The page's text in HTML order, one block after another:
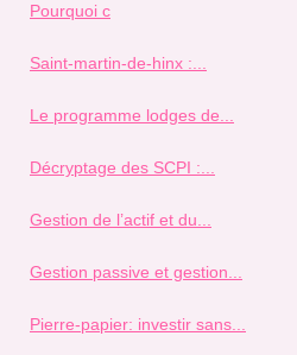
Pourquoi c
Saint-martin-de-hinx :...
Le programme lodges de...
Décryptage des SCPI :...
Gestion de l’actif et du...
Gestion passive et gestion...
Pierre-papier: investir sans...